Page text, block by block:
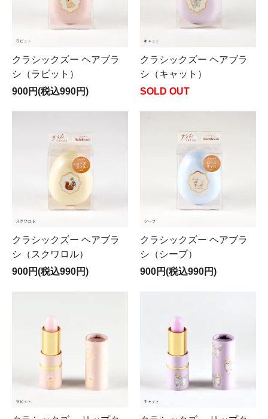
クラシックズー ヘアブラ
シ（ラビット）
900円(税込990円)
クラシックズー ヘアブラ
シ（キャット）
SOLD OUT
クラシックズー ヘアブラ
シ（スクワロル）
900円(税込990円)
クラシックズー ヘアブラ
シ（シープ）
900円(税込990円)